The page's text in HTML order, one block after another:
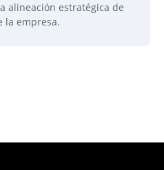
alineación estratégica de
la empresa.